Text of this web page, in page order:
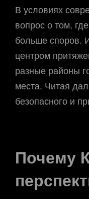
В условиях
вопрос о том,
больше споров.
центром
разные районы
места. Читая
безопасного и
Почему